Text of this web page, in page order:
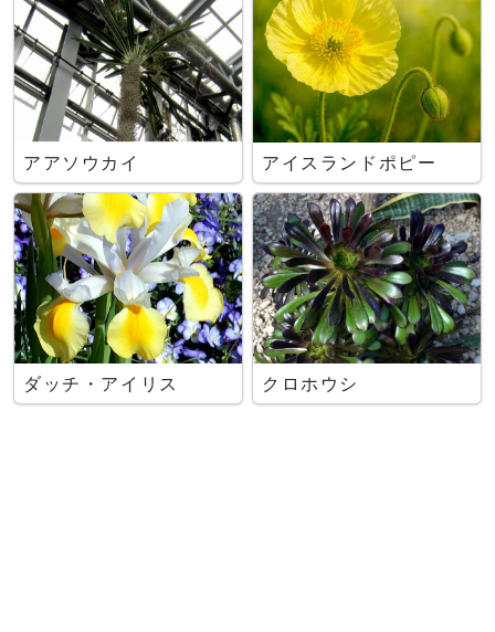
アアソウカイ アイスランドポピー
ダッチ・アイリス クロホウシ